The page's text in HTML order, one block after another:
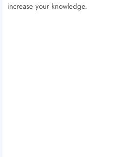
increase your knowledge.